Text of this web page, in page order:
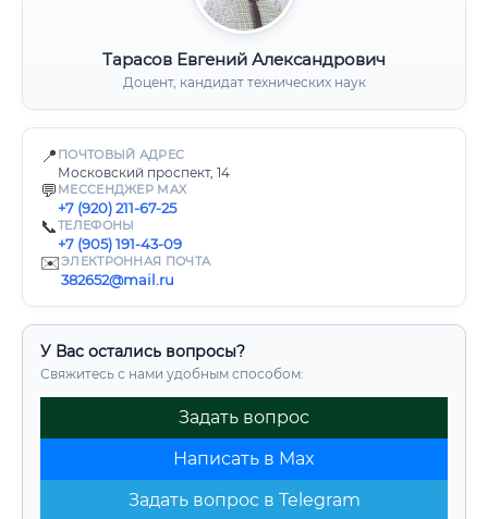
Тарасов Евгений Александрович
Доцент, кандидат технических наук
📍 ПОЧТОВЫЙ АДРЕС
Московский проспект, 14
💬 МЕССЕНДЖЕР MAX
+7 (920) 211-67-25
📞ТЕЛЕФОНЫ
+7 (905) 191-43-09
✉️ЭЛЕКТРОННАЯ ПОЧТА
382652@mail.ru
У Вас остались вопросы?
Свяжитесь с нами удобным способом:
Задать вопрос
Написать в Max
Задать вопрос в Telegram